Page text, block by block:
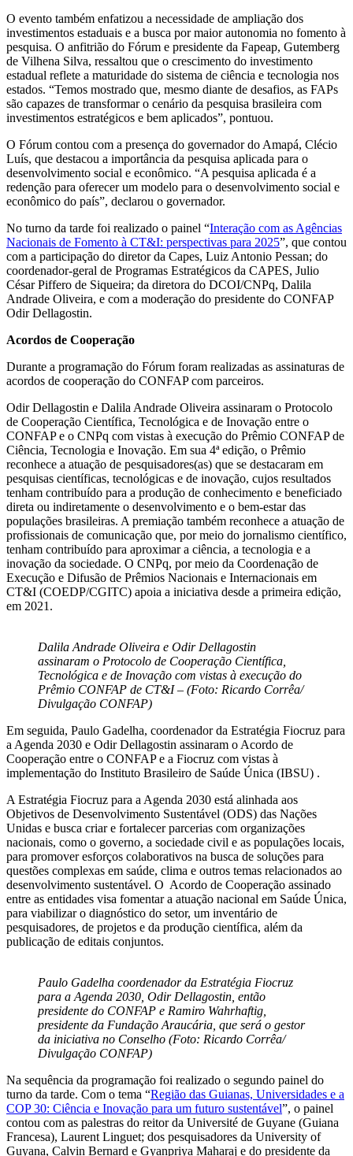
O evento também enfatizou a necessidade de ampliação dos
investimentos estaduais e a busca por maior autonomia no fomento à
pesquisa. O anfitrião do Fórum e presidente da Fapeap, Gutemberg
de Vilhena Silva, ressaltou que o crescimento do investimento
estadual reflete a maturidade do sistema de ciência e tecnologia nos
estados. “Temos mostrado que, mesmo diante de desafios, as FAPs
são capazes de transformar o cenário da pesquisa brasileira com
investimentos estratégicos e bem aplicados”, pontuou.
O Fórum contou com a presença do governador do Amapá, Clécio
Luís, que destacou a importância da pesquisa aplicada para o
desenvolvimento social e econômico. “A pesquisa aplicada é a
redenção para oferecer um modelo para o desenvolvimento social e
econômico do país”, declarou o governador.
No turno da tarde foi realizado o painel “Interação com as Agências
Nacionais de Fomento à CT&I: perspectivas para 2025”, que contou
com a participação do diretor da Capes, Luiz Antonio Pessan; do
coordenador-geral de Programas Estratégicos da CAPES, Julio
César Piffero de Siqueira; da diretora do DCOI/CNPq, Dalila
Andrade Oliveira, e com a moderação do presidente do CONFAP
Odir Dellagostin.
Acordos de Cooperação
Durante a programação do Fórum foram realizadas as assinaturas de
acordos de cooperação do CONFAP com parceiros.
Odir Dellagostin e Dalila Andrade Oliveira assinaram o Protocolo
de Cooperação Científica, Tecnológica e de Inovação entre o
CONFAP e o CNPq com vistas à execução do Prêmio CONFAP de
Ciência, Tecnologia e Inovação. Em sua 4ª edição, o Prêmio
reconhece a atuação de pesquisadores(as) que se destacaram em
pesquisas científicas, tecnológicas e de inovação, cujos resultados
tenham contribuído para a produção de conhecimento e beneficiado
direta ou indiretamente o desenvolvimento e o bem-estar das
populações brasileiras. A premiação também reconhece a atuação de
profissionais de comunicação que, por meio do jornalismo científico,
tenham contribuído para aproximar a ciência, a tecnologia e a
inovação da sociedade. O CNPq, por meio da Coordenação de
Execução e Difusão de Prêmios Nacionais e Internacionais em
CT&I (COEDP/CGITC) apoia a iniciativa desde a primeira edição,
em 2021.
Dalila Andrade Oliveira e Odir Dellagostin
assinaram o Protocolo de Cooperação Científica,
Tecnológica e de Inovação com vistas à execução do
Prêmio CONFAP de CT&I – (Foto: Ricardo Corrêa/
Divulgação CONFAP)
Em seguida, Paulo Gadelha, coordenador da Estratégia Fiocruz para
a Agenda 2030 e Odir Dellagostin assinaram o Acordo de
Cooperação entre o CONFAP e a Fiocruz com vistas à
implementação do Instituto Brasileiro de Saúde Única (IBSU) .
A Estratégia Fiocruz para a Agenda 2030 está alinhada aos
Objetivos de Desenvolvimento Sustentável (ODS) das Nações
Unidas e busca criar e fortalecer parcerias com organizações
nacionais, como o governo, a sociedade civil e as populações locais,
para promover esforços colaborativos na busca de soluções para
questões complexas em saúde, clima e outros temas relacionados ao
desenvolvimento sustentável. O Acordo de Cooperação assinado
entre as entidades visa fomentar a atuação nacional em Saúde Única,
para viabilizar o diagnóstico do setor, um inventário de
pesquisadores, de projetos e da produção científica, além da
publicação de editais conjuntos.
Paulo Gadelha coordenador da Estratégia Fiocruz
para a Agenda 2030, Odir Dellagostin, então
presidente do CONFAP e Ramiro Wahrhaftig,
presidente da Fundação Araucária, que será o gestor
da iniciativa no Conselho (Foto: Ricardo Corrêa/
Divulgação CONFAP)
Na sequência da programação foi realizado o segundo painel do
turno da tarde. Com o tema “Região das Guianas, Universidades e a
COP 30: Ciência e Inovação para um futuro sustentável”, o painel
contou com as palestras do reitor da Université de Guyane (Guiana
Francesa), Laurent Linguet; dos pesquisadores da University of
Guyana, Calvin Bernard e Gyanpriya Maharaj e do presidente da